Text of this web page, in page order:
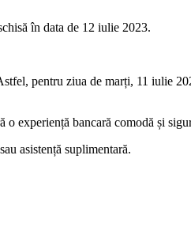
în data de 12 iulie 2023.
pentru ziua de marți, 11 iulie
o experiență bancară comodă și
asistență suplimentară.